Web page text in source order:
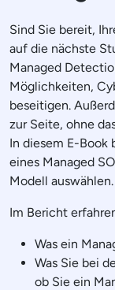
Sind Sie bereit,
auf die nächste
Managed
Möglichkeiten,
beseitigen.
zur Seite, ohne
In diesem E-
eines Managed
Modell auswählen.
Im Bericht
Was ein
Was Sie bei
ob Sie ein